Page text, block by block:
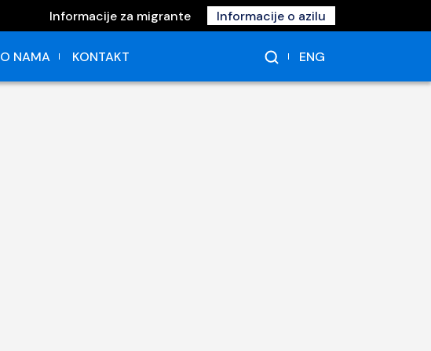
Informacije za migrante Informacije o azilu
O NAMA KONTAKT ENG